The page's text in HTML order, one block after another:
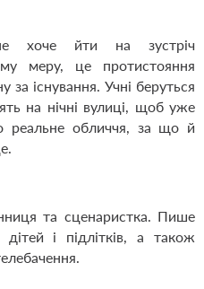
хоче йти на зустріч
меру, це протистояння
за існування. Учні беруться
на нічні вулиці, щоб уже
реальне обличчя, за що й
та сценаристка. Пише
і підлітків, а також